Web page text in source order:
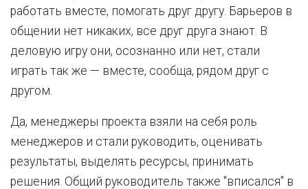
работать вместе, помогать друг другу. Барьеров в
общении нет никаких, все друг друга знают. В
деловую игру они, осознанно или нет, стали
играть так же — вместе, сообща, рядом друг с
другом.
Да, менеджеры проекта взяли на себя роль
менеджеров и стали руководить, оценивать
результаты, выделять ресурсы, принимать
решения. Общий руководитель также "вписался" в